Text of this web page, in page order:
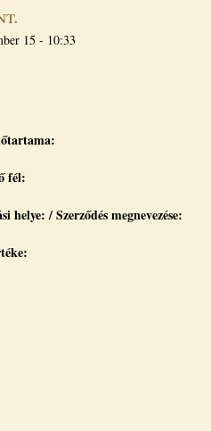
15 - 10:33
fél:
helye: / Szerződés megnevezése: